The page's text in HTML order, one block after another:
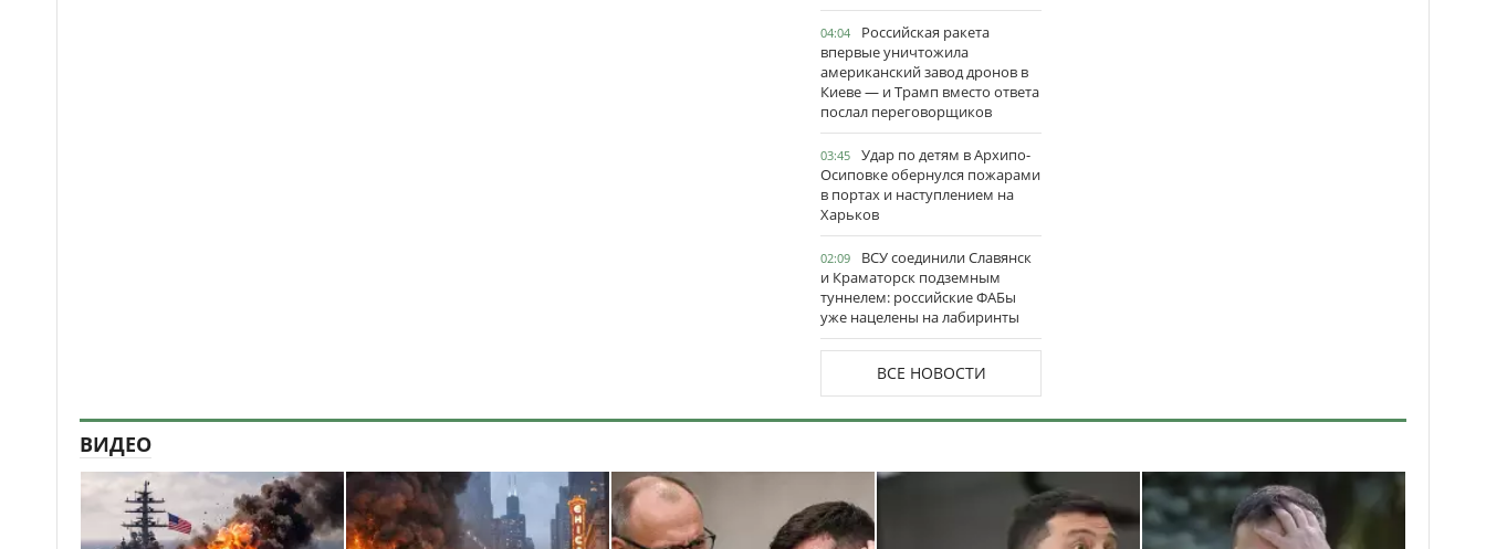
04:04
Российская ракета
впервые уничтожила
американский завод дронов в
Киеве — и Трамп вместо ответа
послал переговорщиков
03:45
Удар по детям в Архипо-
Осиповке обернулся пожарами
в портах и наступлением на
Харьков
02:09
ВСУ соединили Славянск
и Краматорск подземным
туннелем: российские ФАБы
уже нацелены на лабиринты
ВСЕ НОВОСТИ
ВИДЕО